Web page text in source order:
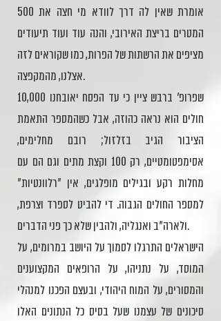
אומרת שאין לה דרך לוודא מי חצה את 500
המטרים בריצת האירובי, והנה עוד ועוד תיעודים
מציפים את הרשתות של הפרות, כמו שקוראים לזה
אצלנו, מהמקפצה.
שפרופ' ברבש ציין כי עד הפסח יאובחנו 10,000
חולים הוא נראה כהוזה, אבל כשהמספר התאמת
הציבור הגיב בזלזול; רובם מחלימים,
אסימפטומטיים, רק 100 וקצת מתים וגם הם עם
מחלות רקע ובגילים מופלגים, אין "רלוונטיות"
למספר החולים הגבוה. די להביט לספרד וצרפת,
ולארה"ב ואנגליה, ולהבין שלא כך פני הדברים.
הישראלים התרגלו לסמוך על היושב במרומים, על
המוסד, על נתניהו, על הרופאים המקצוענים
והמסורים, על המוח היהודי, ובעצם הפכנו למנהלי
סיכונים של עצמנו שעל בסיס כל הנתונים האלו